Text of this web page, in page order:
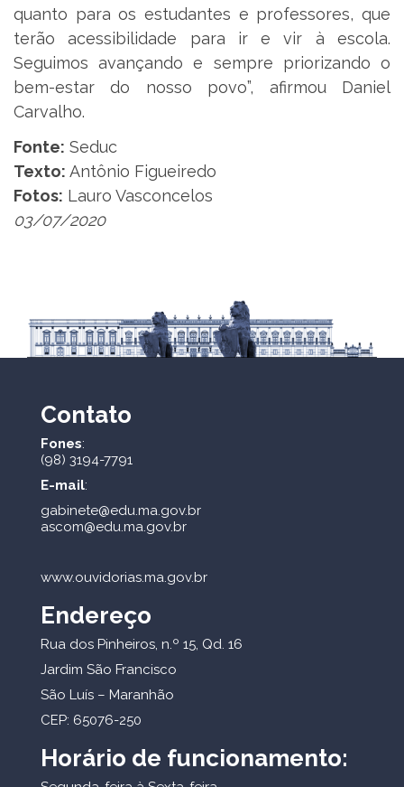
quanto para os estudantes e professores, que
terão acessibilidade para ir e vir à escola.
Seguimos avançando e sempre priorizando o
bem-estar do nosso povo”, afirmou Daniel
Carvalho.
Fonte: Seduc
Texto: Antônio Figueiredo
Fotos: Lauro Vasconcelos
03/07/2020
Contato
Fones:
(98) 3194-7791
E-mail:
gabinete@edu.ma.gov.br
ascom@edu.ma.gov.br
www.ouvidorias.ma.gov.br
Endereço
Rua dos Pinheiros, n.º 15, Qd. 16
Jardim São Francisco
São Luís – Maranhão
CEP: 65076-250
Horário de funcionamento: